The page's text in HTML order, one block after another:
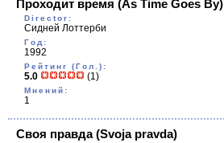
Проходит время (As Time Goes By)
Director:
Сидней Лоттерби
Год:
1992
Рейтинг (Гол.):
5.0 (1)
Мнений:
1
Своя правда(Svoja pravda)